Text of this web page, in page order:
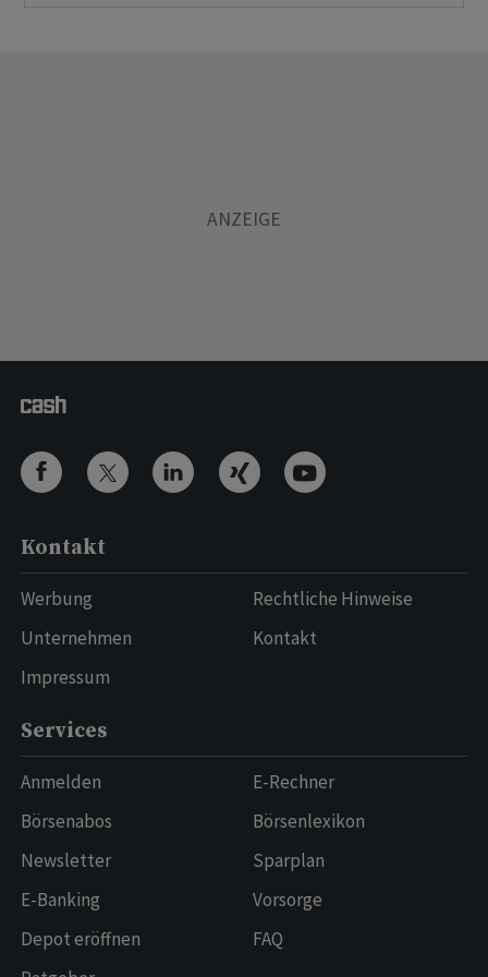
Kontakt
Werbung
Unternehmen
Impressum
Rechtliche Hinweise
Kontakt
Services
Anmelden
Börsenabos
Newsletter
E-Banking
Depot eröffnen
E-Rechner
Börsenlexikon
Sparplan
Vorsorge
FAQ